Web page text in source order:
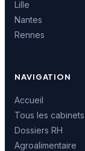
Lille
Nantes
Rennes
NAVIGATION
Accueil
Tous les cabinets
Dossiers RH
Agroalimentaire